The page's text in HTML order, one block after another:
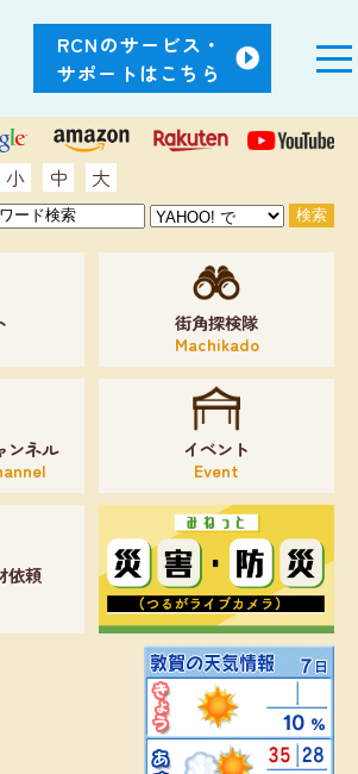
RCNのサービス・
サポートはこちら
小 中 大
街角探検隊
Machikado
ンネル
イベント
Event
依頼